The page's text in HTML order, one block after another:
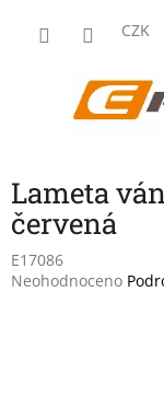
CZK
Lameta
červená
E17086
Průměrné
Neohodnoceno